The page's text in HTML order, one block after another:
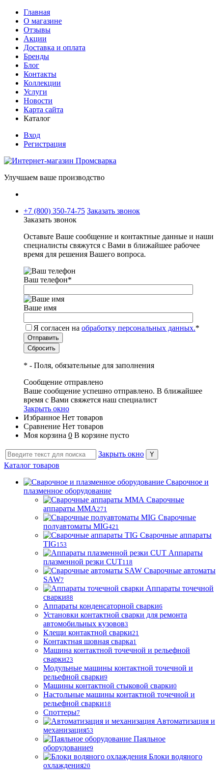
Главная
О магазине
Отзывы
Акции
Доставка и оплата
Бренды
Блог
Контакты
Коллекции
Услуги
Новости
Карта сайта
Каталог
Вход
Регистрация
Улучшаем ваше производство
+7 (800) 350-74-75 Заказать звонок
Заказать звонок
Оставьте Ваше сообщение и контактные данные и наши
специалисты свяжутся с Вами в ближайшее рабочее
время для решения Вашего вопроса.
Ваш телефон*
Ваше имя
Я согласен на обработку персональных данных.*
* - Поля, обязательные для заполнения
Сообщение отправлено
Ваше сообщение успешно отправлено. В ближайшее
время с Вами свяжется наш специалист
Закрыть окно
Избранное Нет товаров
Сравнение Нет товаров
Моя корзина 0 В корзине пусто
Закрыть окно
Каталог товаров
Сварочное и
плазменное оборудование
Сварочные
аппараты MMA271
Сварочные
полуавтоматы MIG421
Сварочные аппараты
TIG153
Аппараты
плазменной резки CUT118
Сварочные автоматы
SAW7
Аппараты точечной
сварки88
Аппараты конденсаторной сварки6
Установки контактной сварки для ремонта
автомобильных кузовов3
Клещи контактной сварки21
Контактная шовная сварка1
Машина контактной точечной и рельефной
сварки23
Модульные машины контактной точечной и
рельефной сварки9
Машины контактной стыковой сварки0
Настольные машины контактной точечной и
рельефной сварки18
Споттеры7
Автоматизация и
механизация53
Паяльное
оборудование9
Блоки водяного
охлаждения20